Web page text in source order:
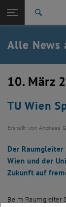
TU Login
Quicklinks
Quicklinks-Menü
Zurück: Subseiten
Zurück zur
TU Wien
Übersicht
Alle News
10. März
TU Wien
Erstellt von Andreas
Der Raumgleiter
Wien und der
Zukunft auf
Beim Raumgleiter